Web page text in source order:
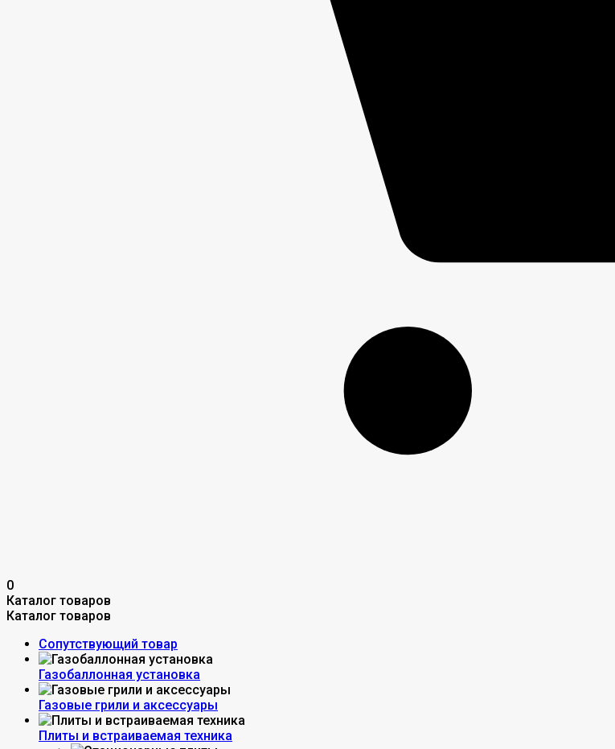
0
Каталог товаров
Каталог товаров
Сопутствующий товар
Газобаллонная установка
Газовые грили и аксессуары
Плиты и встраиваемая техника